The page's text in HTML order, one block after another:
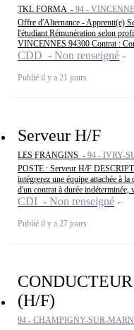
TKL FORMA - 94 -
Offre d'Alternance - Apprenti(e)
l'étudiant Rémunération selon
VINCENNES 94300 Contrat :
CDD - Non renseigné
Publié il y a 21 jours
Serveur H/F
LES FRANGINS - 94 - IVRY-
POSTE : Serveur H/F
intégrerez une équipe attachée à
d'un contrat à durée indéterminée,
CDI - Non renseigné
Publié il y a 27 jours
(H/F)
94 - CHAMPIGNY-SUR-